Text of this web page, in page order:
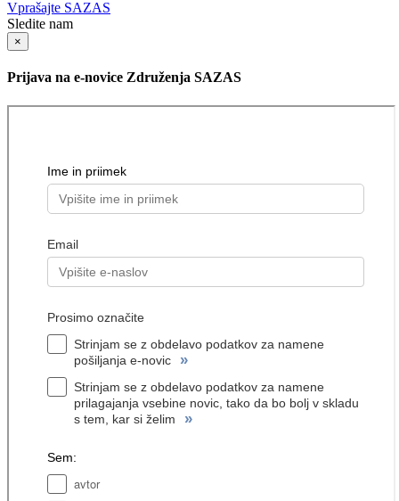
Vprašajte SAZAS
Sledite nam
×
Prijava na e-novice Združenja SAZAS